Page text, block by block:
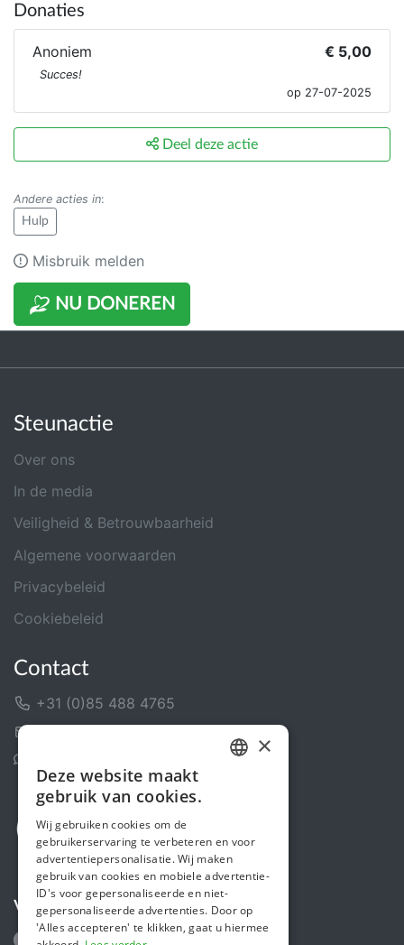
NU DONEREN
Donaties
Anoniem € 5,00
Succes!
op 27-07-2025
Deel deze actie
Andere acties in:
Hulp
Misbruik melden
Steunactie
Over ons
In de media
Veiligheid & Betrouwbaarheid
Algemene voorwaarden
Privacybeleid
Cookiebeleid
Contact
+31 (0)85 488 4765
Volg ons
ENGLISH
×
Deze website maakt
gebruik van cookies.
Wij gebruiken cookies om de
gebruikerservaring te verbeteren en voor
advertentiepersonalisatie. Wij maken
gebruik van cookies en mobiele advertentie-
ID's voor gepersonaliseerde en niet-
gepersonaliseerde advertenties. Door op
'Alles accepteren' te klikken, gaat u hiermee